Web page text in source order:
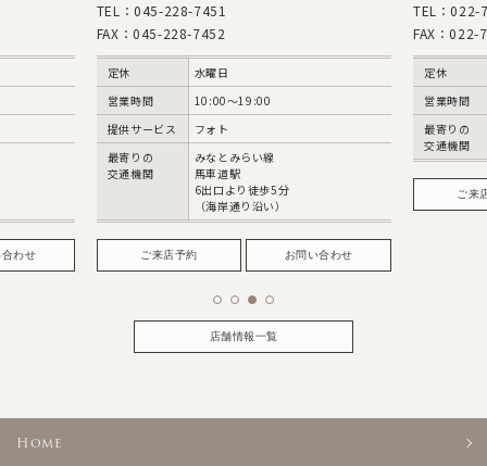
わせ
TEL：045-228-7451
FAX：045-228-7452
定休
水曜日
営業時間
10:00〜19:00
提供サービス
フォト
最寄りの
交通機関
みなとみらい線
馬車道駅
6出口より徒歩5分
（海岸通り沿い）
ご来店予約 お問い合わせ
TEL：022-
FAX：022-
定休
営業時間
最寄りの
交通機関
ご来
店舗情報一覧
Home